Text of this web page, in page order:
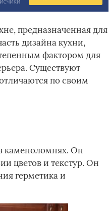
предназначенная для
дизайна кухни,
фактором для
Существуют
по своим
каменоломнях. Он
цветов и текстур. Он
герметика и